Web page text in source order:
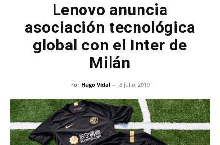
Lenovo anuncia
asociación tecnológica
global con el Inter de
Milán
Por Hugo Vidal - 8 julio, 2019